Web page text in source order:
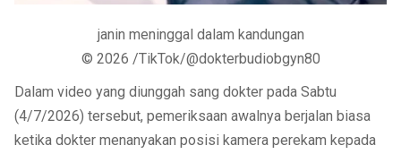
janin meninggal dalam kandungan
© 2026 /TikTok/@dokterbudiobgyn80
Dalam video yang diunggah sang dokter pada Sabtu
(4/7/2026) tersebut, pemeriksaan awalnya berjalan biasa
ketika dokter menanyakan posisi kamera perekam kepada